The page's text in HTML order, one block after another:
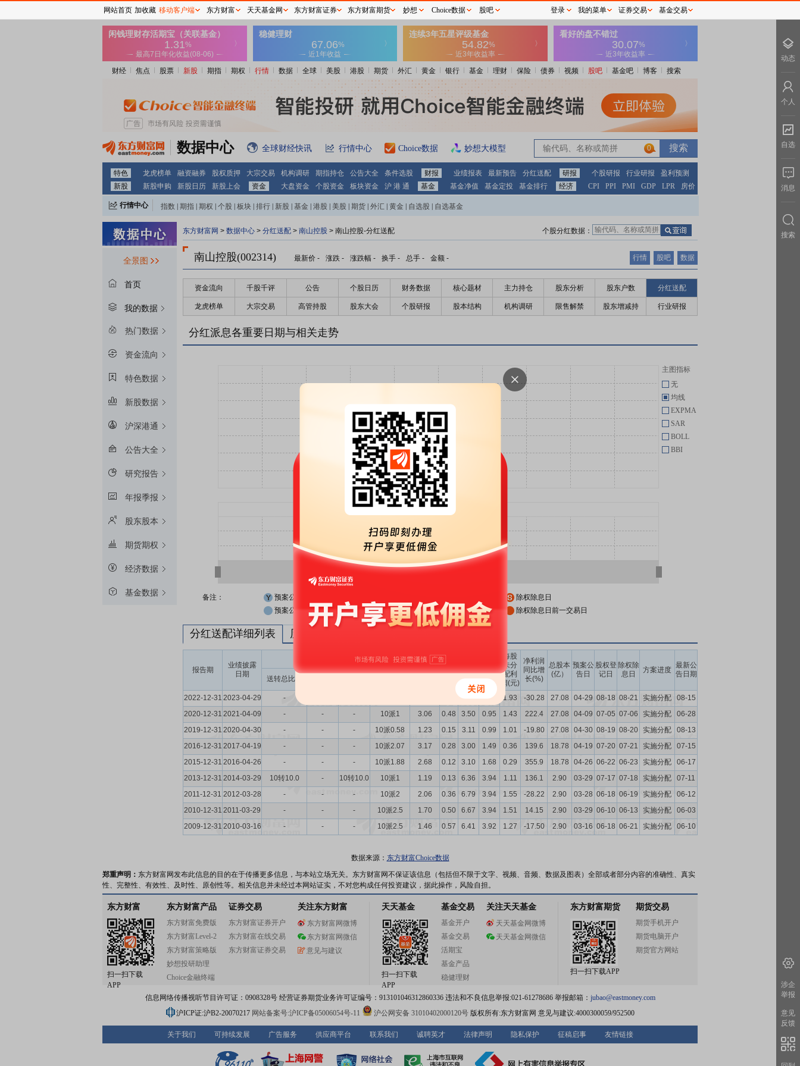
财经 焦点 股票 新股 期指 期权 行情 数据 全球 美股 港股 期货 外汇 黄金 银行 基金 理财 保险 债券 视频 股吧 基金吧 博客 搜索
数据中心 全球财经快讯 行情中心 Choice数据 妙想大模型 0
特色 龙虎榜单 融资融券 股权质押 大宗交易 机构调研 期指持仓 公告大全 条件选股 财报 业绩报表 最新预告 分红送配 研报 个股研报 行业研报
盈利预测
新股
新股申购 新股日历 新股上会 资金 大盘资金 个股资金 板块资金 沪 港 通 基金 基金净值 基金定投 基金排行 经济 CPI PPI PMI GDP LPR 房价
行情中心 指数 期指 期权 个股 板块 排行 新股 基金 港股 美股 期货 外汇 黄金 自选股 自选基金
全景图
首页
我的数据
热门数据
资金流向
特色数据
新股数据
沪深港通
公告大全
研究报告
年报季报
股东股本
期货期权
经济数据
基金数据
东方财富网 > 数据中心 > 分红送配 > 南山控股 > 南山控股-分红送配 个股分红数据：
南山控股(002314) 最新价 - 涨跌 - 涨跌幅 - 换手 - 总手 - 金额 - 行情 股吧 数据
资金流向 千股千评 公告 个股日历 财务数据 核心题材 主力持仓 股东分析 股东户数 分红送配
龙虎榜单 大宗交易 高管持股 股东大会 个股研报 股本结构 机构调研 限售解禁 股东增减持 行业研报
分红派息各重要日期与相关走势
主图指标
无
均线
EXPMA
SAR
BOLL
BBI
备注： 预案公布日
除权除息日
预案公布日前一交易日
股权登记日前一交易日 除权除息日前一交易日
分红送配详细列表 历次分红派息与涨跌幅表现
报告期
业绩披露
日期
现金分红
每股
收益
净资
产(元)
公积
金(元)
每股
未分
配利
润(元)
净利润
同比增
长(%)
总股本
(亿）
预案公
告日
股权登
记日
除权除
息日
方案进度
最新公
告日期
送转总比例
现金分红比
股息率
2022-12-31 2023-04-29 - 3.78 0.72 1.93 -30.28 27.08 04-29 08-18 08-21 实施分配
08-15
2020-12-31 2021-04-09 - - - 10派1 3.06 0.48 3.50 0.95 1.43 222.4 27.08 04-09 07-05 07-06 实施分配
06-28
2019-12-31 2020-04-30 - - - 10派0.58 1.23 0.15 3.11 0.99 1.01 -19.80 27.08 04-30 08-19 08-20 实施分配
08-13
2016-12-31 2017-04-19 - - - 10派2.07 3.17 0.28 3.00 1.49 0.36 139.6 18.78 04-19 07-20 07-21 实施分配
07-15
2015-12-31 2016-04-26 - - - 10派1.88 2.68 0.12 3.10 1.68 0.29 355.9 18.78 04-26 06-22 06-23 实施分配
06-17
2013-12-31 2014-03-29 10转10.0 - 10转10.0 10派1 1.19 0.13 6.36 3.94 1.11 136.1 2.90 03-29 07-17 07-18 实施分配
07-11
2011-12-31 2012-03-28 - - - 10派2 2.06 0.36 6.79 3.94 1.55 -28.22 2.90 03-28 06-18 06-19 实施分配
06-12
2010-12-31 2011-03-29 - - - 10派2.5 1.70 0.50 6.67 3.94 1.51 14.15 2.90 03-29 06-10 06-13 实施分配
06-03
2009-12-31 2010-03-16 - - - 10派2.5 1.46 0.57 6.41 3.92 1.27 -17.50 2.90 03-16 06-18 06-21 实施分配 06-10
数据来源： 东方财富Choice数据
郑重声明： 东方财富网发布此信息的目的在于传播更多信息，与本站立场无关。东方财富网不保证该信息（包括但不限于文字、视频、音频、数据及图表）全部或者部分内容的准确性、真实
性、完整性、有效性、及时性、原创性等。相关信息并未经过本网站证实，不对您构成任何投资建议，据此操作，风险自担。
东方财富
扫一扫下载
APP
东方财富产品
东方财富免费版
东方财富Level-2
东方财富策略版
妙想投研助理
Choice金融终端
证券交易
东方财富证券开户
东方财富在线交易
东方财富证券交易
关注东方财富
东方财富网微博
东方财富网微信
意见与建议
天天基金
扫一扫下载
APP
基金交易
基金开户
基金交易
活期宝
基金产品
稳健理财
关注天天基金
天天基金网微博
天天基金网微信
东方财富期货
扫一扫下载APP
期货交易
期货手机开户
期货电脑开户
期货官方网站
信息网络传播视听节目许可证：0908328号 经营证券期货业务许可证编号：913101046312860336 违法和不良信息举报:021-61278686 举报邮箱： jubao@eastmoney.com
沪ICP证:沪B2-20070217 网站备案号:沪ICP备05006054号-11 沪公网安备 31010402000120号版权所有:东方财富网 意见与建议:4000300059/952500
关于我们 可持续发展 广告服务 供应商平台 联系我们 诚聘英才 法律声明 隐私保护 征稿启事 友情链接
网站首页 加收藏 移动客户端 东方财富 天天基金网 东方财富证券 东方财富期货 妙想 Choice数据 股吧 登录 我的菜单 证券交易 基金交易
动态
个人
自选
消息
搜索
涉企
举报
意见
反馈